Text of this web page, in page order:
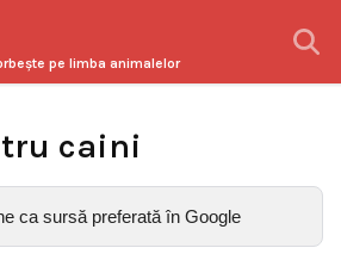
pe limba animalelor
caini
ca sursă preferată în Google